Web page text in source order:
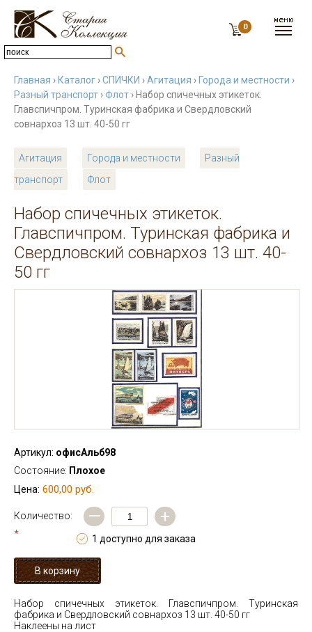
0
Главная › Каталог ›СПИЧКИ ›Агитация › Города и местности ›
Разный транспорт ›Флот › Набор спичечных этикеток.
Главспичпром. Туринская фабрика и Свердловский
совнархоз 13 шт. 40-50 гг
Агитация Города и местности
Разный
транспорт
Флот
Набор спичечных этикеток.
Главспичпром. Туринская фабрика и
Свердловский совнархоз 13 шт. 40-
50 гг
Артикул: офисАльб98
Состояние: Плохое
Цена: 600,00 руб.
Количество:
*
— +
1 доступно для заказа
Набор спичечных этикеток. Главспичпром. Туринская
фабрика и Свердловский совнархоз 13 шт. 40-50 гг
Наклеены на лист